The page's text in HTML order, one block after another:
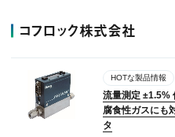
コフロック株式会社​
HOTな製品情報
流量測定 ±1.5%
腐食性ガスにも
タ